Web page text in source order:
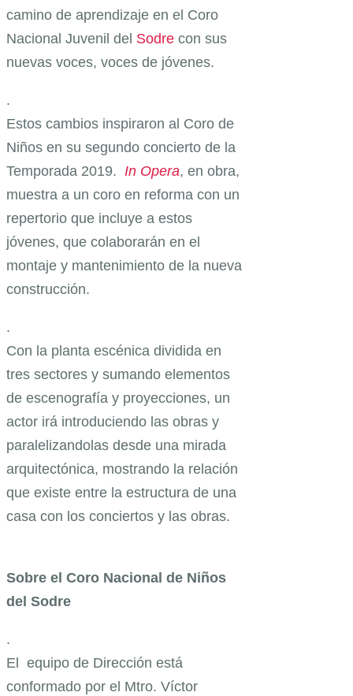
camino de aprendizaje en el Coro
Nacional Juvenil del Sodre con sus
nuevas voces, voces de jóvenes.
.
Estos cambios inspiraron al Coro de
Niños en su segundo concierto de la
Temporada 2019. In Opera, en obra,
muestra a un coro en reforma con un
repertorio que incluye a estos
jóvenes, que colaborarán en el
montaje y mantenimiento de la nueva
construcción.
.
Con la planta escénica dividida en
tres sectores y sumando elementos
de escenografía y proyecciones, un
actor irá introduciendo las obras y
paralelizandolas desde una mirada
arquitectónica, mostrando la relación
que existe entre la estructura de una
casa con los conciertos y las obras.
Sobre el Coro Nacional de Niños
del Sodre
.
El equipo de Dirección está
conformado por el Mtro. Víctor